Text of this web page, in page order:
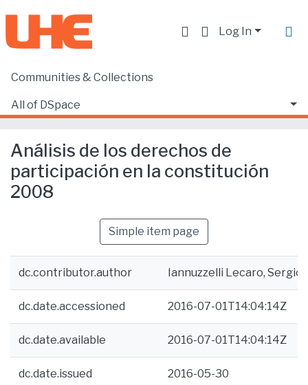
Log In
Communities & Collections
All of DSpace
Home
Facultad de Derecho
Análisis de los derechos de participación en la constitución 2008
Análisis de los derechos de
participación en la constitución
2008
Simple item page
dc.contributor.author Iannuzzelli Lecaro, Sergio
dc.date.accessioned 2016-07-01T14:04:14Z
dc.date.available 2016-07-01T14:04:14Z
dc.date.issued 2016-05-30